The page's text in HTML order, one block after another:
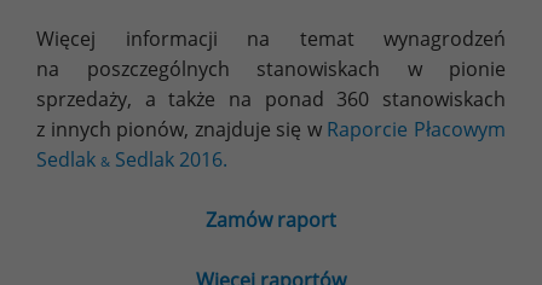
Więcej informacji na temat wynagrodzeń
na poszczególnych stanowiskach w pionie
sprzedaży, a także na ponad 360 stanowiskach
z innych pionów, znajduje się w Raporcie Płacowym
Sedlak & Sedlak 2016.
Zamów raport